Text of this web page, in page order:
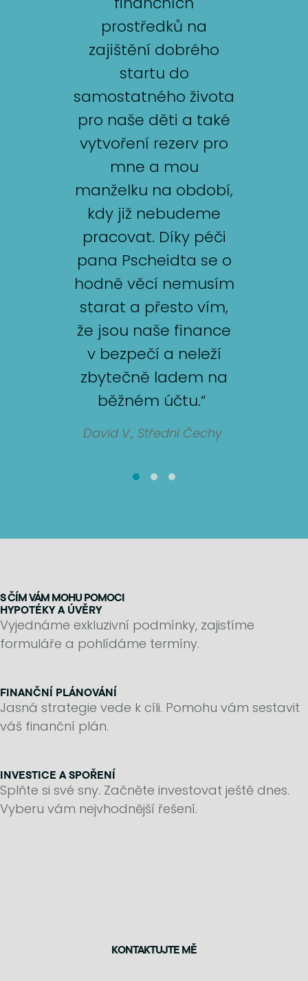
prostředků na
zajištění dobrého
startu do
samostatného života
pro naše děti a také
vytvoření rezerv pro
mne a mou
manželku na období,
kdy již nebudeme
pracovat. Díky péči
pana Pscheidta se o
hodně věcí nemusím
starat a přesto vím,
že jsou naše finance
v bezpečí a neleží
zbytečně ladem na
běžném účtu.“
David V., Střední Čechy
S ČÍM VÁM MOHU POMOCI
HYPOTÉKY A ÚVĚRY
Vyjednáme exkluzivní podmínky, zajistíme
formuláře a pohlídáme termíny.
FINANČNÍ PLÁNOVÁNÍ
Jasná strategie vede k cíli. Pomohu vám sestavit
váš finanční plán.
INVESTICE A SPOŘENÍ
Splňte si své sny. Začněte investovat ještě dnes.
Vyberu vám nejvhodnější řešení.
KONTAKTUJTE MĚ